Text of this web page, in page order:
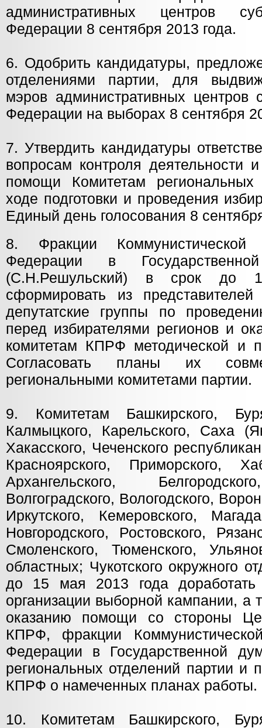
административных центров
Федерации 8 сентября 2013 года.
6. Одобрить кандидатуры,
отделениями партии, для
мэров административных центров
Федерации на выборах 8 сентября
7. Утвердить кандидатуры
вопросам контроля деятельности
помощи Комитетам
ходе подготовки и проведения
Единый день голосования 8
8. Фракции Коммунистической
Федерации в
(С.Н.Решульский) в срок до
сформировать из
депутатские группы по
перед избирателями регионов и
комитетам КПРФ методической и
Согласовать планы их
региональными комитетами партии.
9. Комитетам Башкирского,
Калмыцкого, Карельского, Саха
Хакасского, Чеченского
Красноярского, Приморского,
Архангельского,
Волгоградского, Вологодского,
Иркутского, Кемеровского,
Новгородского, Ростовского,
Смоленского, Тюменского,
областных; Чукотского окружного
до 15 мая 2013 года доработать
организации выборной кампании, а
оказанию помощи со стороны
КПРФ, фракции
Федерации в Государственной
региональных отделений партии и
КПРФ о намеченных планах работы.
10. Комитетам Башкирского,